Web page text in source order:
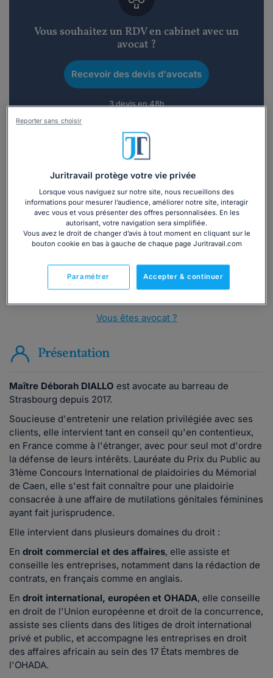
Vous souhaitez un RDV en cabinet avec un
avocat ?
Recevoir des devis d'avocats
3 devis en 48h
Vous souhaitez une consultation par
téléphone ?
Consulter immédiatement
vendredi)
Vous êtes avocat ?
Présentation
Maître Déborah DIALLO est avocate au barreau de
Strasbourg depuis 2017.
Soucieuse d'entretenir une relation privilégiée avec ses
clients, elle intervient tant en conseil qu'en contentieux,
en France comme à l'étranger, avec pour seul mot d'ordre
la défense de leurs intérêts. Lauréate du Prix du Public au
31ème Concours International de plaidoiries du Mémorial
de Caen, elle s'est fait connaître pour une plaidoirie
consacrée à une affaire de mutilations génitales féminines
ayant fait jurisprudence.
Elle intervient dans plusieurs domaines du droit :
En droit commercial et des affaires, elle assiste et
conseille les entreprises, notamment dans la rédaction de
contrats, en français comme en anglais.
En droit international, européen et OHADA, elle conseille
en droit de l'Union européenne et droit de la concurrence,
assiste ses clients dans des litiges de droit international
privé et public, et accompagne les entreprises en droit
des affaires africain au sein des 17 États membres de
l'OHADA.
Juritravail protège votre vie privée
Lorsque vous naviguez sur notre site, nous recueillons des
informations pour mesurer l’audience, améliorer notre site, interagir
avec vous et vous présenter des offres personnalisées. En les
autorisant, votre navigation sera simplifiée.
Vous avez le droit de changer d’avis à tout moment en cliquant sur le
bouton cookie en bas à gauche de chaque page Juritravail.com
Accepter & continuer
Paramétrer
Reporter sans choisir